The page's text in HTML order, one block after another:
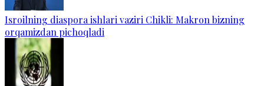
Isroilning diaspora ishlari vaziri Chikli: Makron bizning
orqamizdan pichoqladi